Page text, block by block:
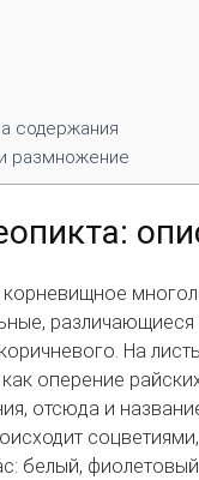
содержания
размножение
корневищное
различающиеся
На
оперение
отсюда и
белый,